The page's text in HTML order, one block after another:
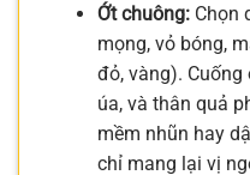
Ớt chuông:Chọn
mọng, vỏ bóng,
đỏ, vàng). Cuống
úa, và thân quả
mềm nhũn hay
chỉ mang lại vị